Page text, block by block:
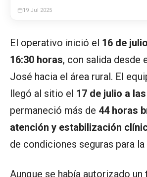
19 Jul 2025
El operativo inició el 16 de
16:30 horas, con salida desde
José hacia el área rural. El
llegó al sitio el 17 de julio a
permaneció más de 44 horas
atención y estabilización
de condiciones seguras para
Aunque se había autorizado